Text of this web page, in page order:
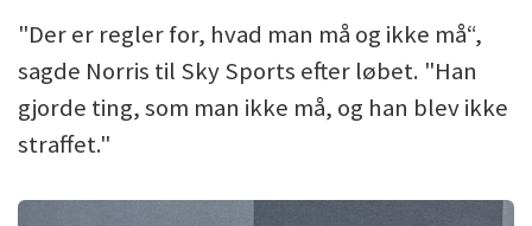
"Der er regler for, hvad man må og ikke må“,
sagde Norris til Sky Sports efter løbet. "Han
gjorde ting, som man ikke må, og han blev ikke
straffet."